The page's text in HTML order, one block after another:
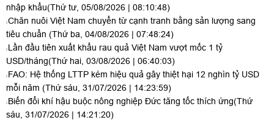
nhập khẩu(Thứ tư, 05/08/2026 | 08:10:48)
Chăn nuôi Việt Nam chuyển từ cạnh tranh bằng sản lượng sang
tiêu chuẩn (Thứ ba, 04/08/2026 | 07:48:24)
Lần đầu tiên xuất khẩu rau quả Việt Nam vượt mốc 1 tỷ
USD/tháng(Thứ hai, 03/08/2026 | 06:40:03)
FAO: Hệ thống LTTP kém hiệu quả gây thiệt hại 12 nghìn tỷ USD
mỗi năm (Thứ sáu, 31/07/2026 | 14:23:59)
Biến đổi khí hậu buộc nông nghiệp Đức tăng tốc thích ứng(Thứ
sáu, 31/07/2026 | 14:21:20)